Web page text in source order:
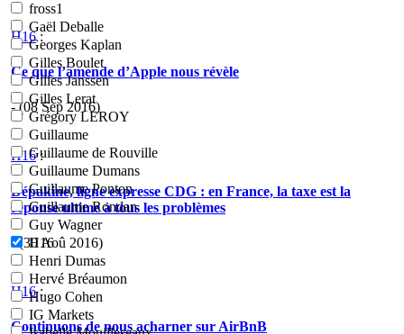
fross1
Gaël Deballe
Georges Kaplan
Gilles Boulet
Gilles Janssen
Gilles Lerat
Grégory LEROY
Guillaume
Guillaume de Rouville
Guillaume Dumans
Guillaume Ponton
Guillaume Rondan
Guy Wagner
H16
Henri Dumas
Hervé Bréaumon
Hugo Cohen
IG Markets
H16:
Ce que l’amende d’Apple nous révèle
- (08 Sep 2016)
H16:
Dépakine, ligne expresse CDG : en France, la taxe est la
réponse ultime à tous les problèmes
- (30 Aoû 2016)
H16:
Continuons de nous acharner sur AirBnB